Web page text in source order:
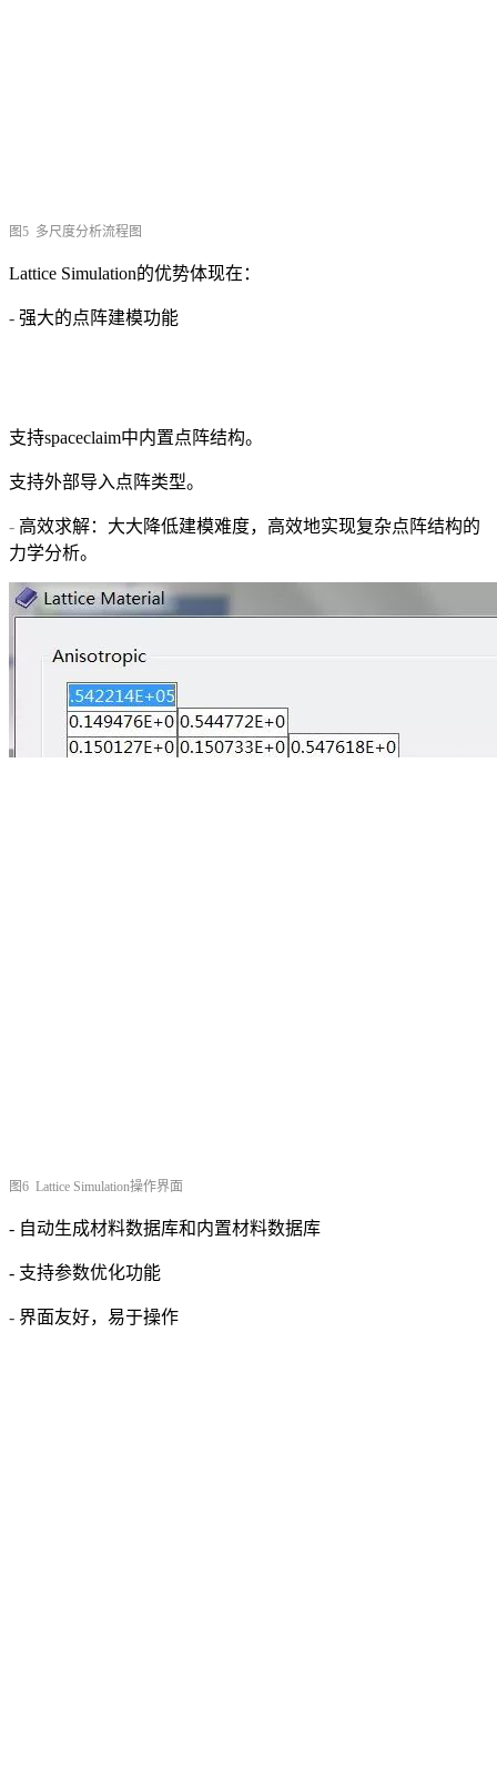
图5 多尺度分析流程图
Lattice Simulation的优势体现在：
- 强大的点阵建模功能
支持spaceclaim中内置点阵结构。
支持外部导入点阵类型。
- 高效求解：大大降低建模难度，高效地实现复杂点阵结构的
力学分析。
图6 Lattice Simulation操作界面
- 自动生成材料数据库和内置材料数据库
- 支持参数优化功能
- 界面友好，易于操作